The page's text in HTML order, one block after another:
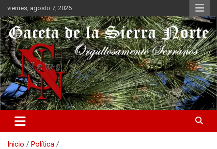
Saltar
al
contenido
viernes, agosto 7, 2026
Gaceta de la Sierra Norte
Orgullosamente Serranos
Inicio
Política